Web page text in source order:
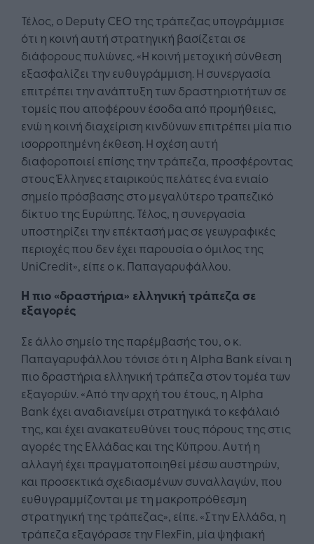
Τέλος, ο Deputy CEO της τράπεζας υπογράμμισε
ότι η κοινή αυτή στρατηγική βασίζεται σε
διάφορους πυλώνες. «Η κοινή μετοχική σύνθεση
εξασφαλίζει την ευθυγράμμιση. Η συνεργασία
επιτρέπει την ανάπτυξη των δραστηριοτήτων σε
τομείς που αποφέρουν έσοδα από προμήθειες,
ενώ η κοινή διαχείριση κινδύνων επιτρέπει μία πιο
ισορροπημένη έκθεση. Η σχέση αυτή
διαφοροποιεί επίσης την τράπεζα, προσφέροντας
στους Έλληνες εταιρικούς πελάτες ένα ενιαίο
σημείο πρόσβασης στο μεγαλύτερο τραπεζικό
δίκτυο της Ευρώπης. Τέλος, η συνεργασία
υποστηρίζει την επέκτασή μας σε γεωγραφικές
περιοχές που δεν έχει παρουσία ο όμιλος της
UniCredit», είπε ο κ. Παπαγαρυφάλλου.
Η πιο «δραστήρια» ελληνική τράπεζα σε
εξαγορές
Σε άλλο σημείο της παρέμβασής του, ο κ.
Παπαγαρυφάλλου τόνισε ότι η Alpha Bank είναι η
πιο δραστήρια ελληνική τράπεζα στον τομέα των
εξαγορών. «Από την αρχή του έτους, η Alpha
Bank έχει αναδιανείμει στρατηγικά το κεφάλαιό
της, και έχει ανακατευθύνει τους πόρους της στις
αγορές της Ελλάδας και της Κύπρου. Αυτή η
αλλαγή έχει πραγματοποιηθεί μέσω αυστηρών,
και προσεκτικά σχεδιασμένων συναλλαγών, που
ευθυγραμμίζονται με τη μακροπρόθεσμη
στρατηγική της τράπεζας», είπε. «Στην Ελλάδα, η
τράπεζα εξαγόρασε την FlexFin, μία ψηφιακή